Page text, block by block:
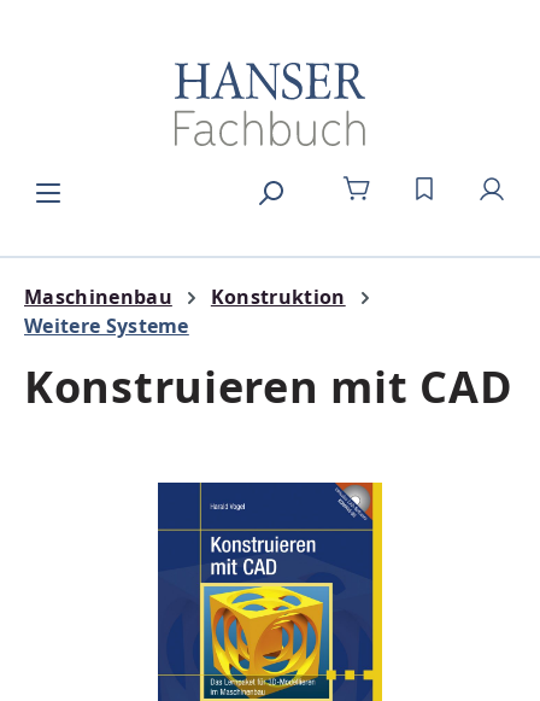
DU HAST 0
Maschinenbau
Konstruktion
Weitere Systeme
Konstruieren mit CAD